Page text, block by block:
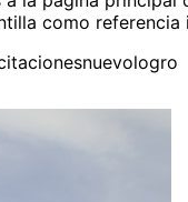
como referencia
nuevologro